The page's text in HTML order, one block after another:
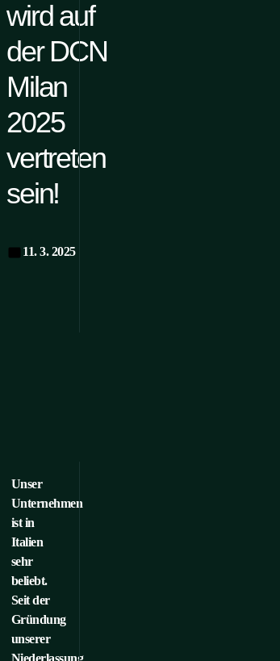
wird auf
der DCN
Milan
2025
vertreten
sein!
11. 3. 2025
Unser
Unternehmen
ist in
Italien
sehr
beliebt.
Seit der
Gründung
unserer
Niederlassung